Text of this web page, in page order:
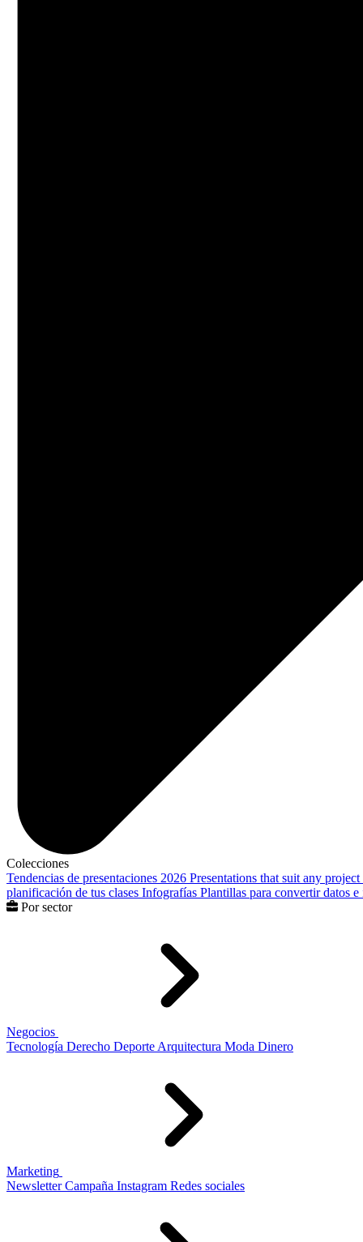
Colecciones
Tendencias de presentaciones 2026 Presentations that suit any project
planificación de tus clases Infografías Plantillas para convertir datos
Por sector
Negocios
Tecnología Derecho Deporte Arquitectura Moda Dinero
Marketing
Newsletter Campaña Instagram Redes sociales